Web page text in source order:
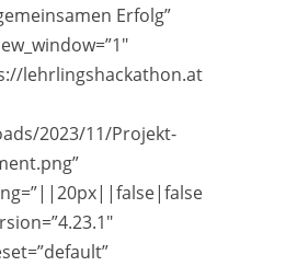
Erfolg”
lehrlingshackathon.at
2023/11/Projekt-